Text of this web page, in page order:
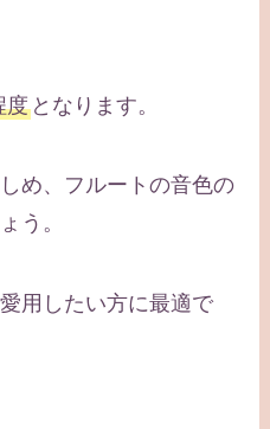
度 となります。
め、フルートの音色の
う。
用したい方に最適で